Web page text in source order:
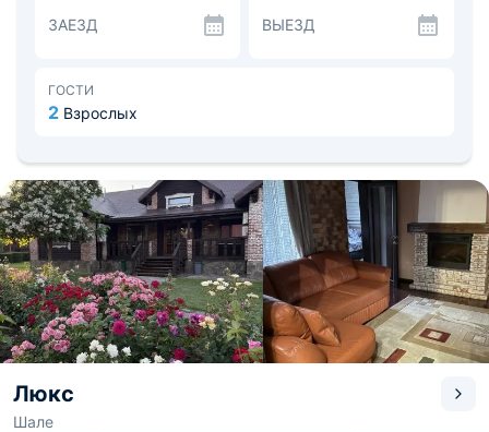
баня, бильярдная, открытый бассейн, банкетный зал и
детская площадка.
воздухе оборудованы уютные беседки с мангальными
зонами, где можно самостоятельно пожарить шашлык
укомплектованный банкетный зал для проведения
мероприятий.
Доступна услуга планирования и организации
мероприятий.
Расстояние от Аэропорта Астрахани – 51,3 км, от
железнодорожного вокзала – 49,6 км.
ЗАЕЗД ВЫЕЗД
ГОСТИ
2 Взрослых
Люкс
Шале